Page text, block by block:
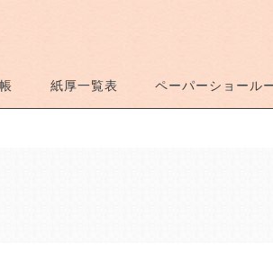
紙厚一覧表 ペーパーショール